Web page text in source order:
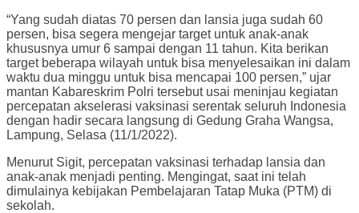
“Yang sudah diatas 70 persen dan lansia juga sudah 60
persen, bisa segera mengejar target untuk anak-anak
khususnya umur 6 sampai dengan 11 tahun. Kita berikan
target beberapa wilayah untuk bisa menyelesaikan ini dalam
waktu dua minggu untuk bisa mencapai 100 persen,” ujar
mantan Kabareskrim Polri tersebut usai meninjau kegiatan
percepatan akselerasi vaksinasi serentak seluruh Indonesia
dengan hadir secara langsung di Gedung Graha Wangsa,
Lampung, Selasa (11/1/2022).
Menurut Sigit, percepatan vaksinasi terhadap lansia dan
anak-anak menjadi penting. Mengingat, saat ini telah
dimulainya kebijakan Pembelajaran Tatap Muka (PTM) di
sekolah.